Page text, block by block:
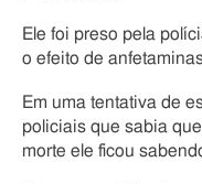
Ele foi preso pela
o efeito de
Em uma tentativa de
policiais que sabia
morte ele ficou